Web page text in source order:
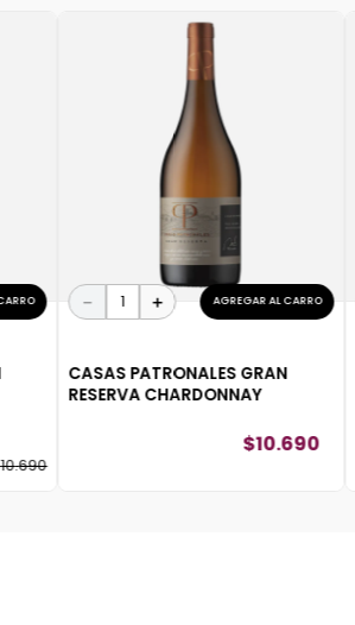
10.690
＋
－ AGREGAR AL CARRO
CASAS PATRONALES GRAN
RESERVA CHARDONNAY
$10.690